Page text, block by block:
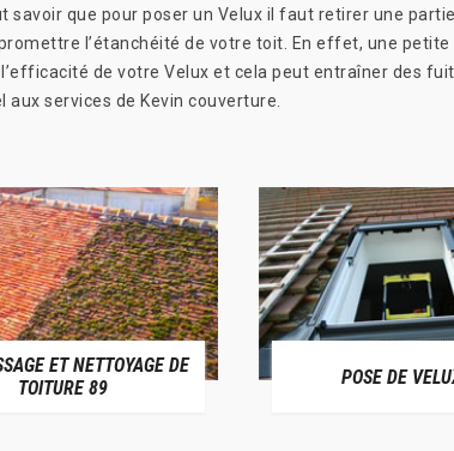
savoir que pour poser un Velux il faut retirer une
l’étanchéité de votre toit. En effet, une
de votre Velux et cela peut entraîner des
aux services de Kevin couverture.
ET NETTOYAGE DE
TOITURE 89
POSE DE